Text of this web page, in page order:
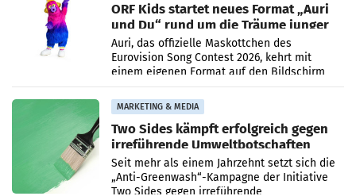
ORF Kids startet neues Format „Auri
und Du“ rund um die Träume junger
Menschen
Auri, das offizielle Maskottchen des
Eurovision Song Contest 2026, kehrt mit
einem eigenen Format auf den Bildschirm
zurück. In der neuen Sendung „Auri und Du“
bei ORF Kids steht
MARKETING & MEDIA
Two Sides kämpft erfolgreich gegen
irreführende Umweltbotschaften
beim Papiereinsatz
Seit mehr als einem Jahrzehnt setzt sich die
„Anti-Greenwash“-Kampagne der Initiative
Two Sides gegen irreführende